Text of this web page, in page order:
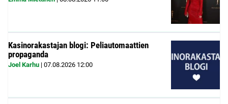
Kasinorakastajan blogi: Peliautomaattien
propaganda
Joel Karhu | 07.08.2026 12:00